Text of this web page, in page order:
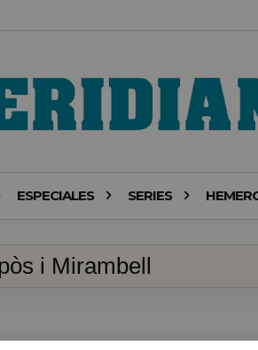
ESPECIALES SERIES
i Mirambell